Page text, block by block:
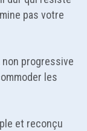
pas votre
progressive
les
et reconçu